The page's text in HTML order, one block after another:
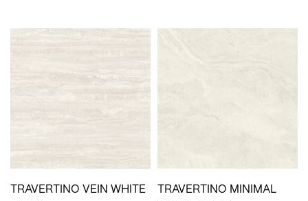
TRAVERTINO VEIN WHITE
TRAVERTINO MINIMAL